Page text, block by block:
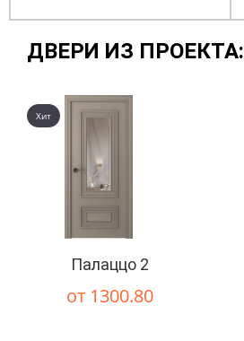
ДВЕРИ ИЗ ПРОЕКТА:
Палаццо 2
от 1300.80
Хит